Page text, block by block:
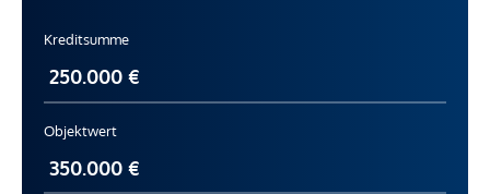
Kreditsumme
Objektwert